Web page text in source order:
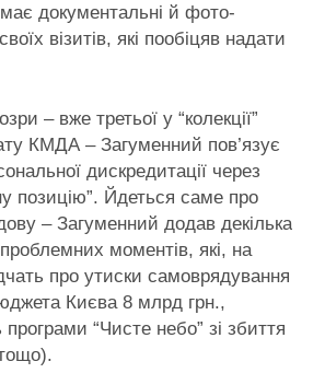
документальні й фото-
візитів, які пообіцяв надати
– вже третьої у “колекції”
КМДА – Загуменний пов’язує
дискредитації через
позицію”. Йдеться саме про
– Загуменний додав декілька
моментів, які, на
про утиски самоврядування
Києва 8 млрд грн.,
програми “Чисте небо” зі збиття